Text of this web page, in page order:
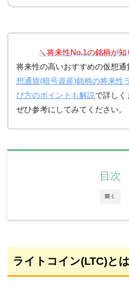
＼将来性No.1の銘柄が
将来性の高いおすすめの仮想通
想通貨(暗号資産)銘柄の将来性
び方のポイントも解説で詳しく
ぜひ参考にしてみてください。
開く
目次
ライトコイン(LTC)とは